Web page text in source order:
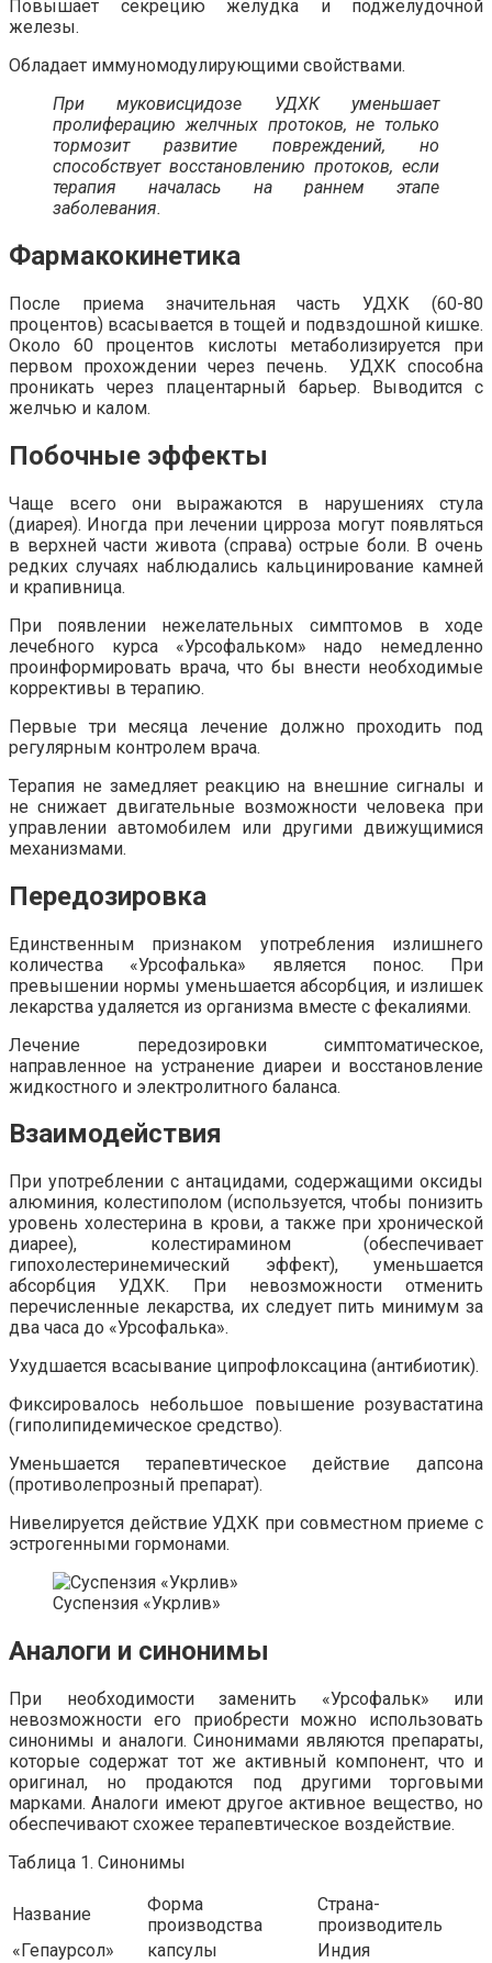
Повышает секрецию желудка и поджелудочной
железы.
Обладает иммуномодулирующими свойствами.
При муковисцидозе УДХК уменьшает
пролиферацию желчных протоков, не только
тормозит развитие повреждений, но
способствует восстановлению протоков, если
терапия началась на раннем этапе
заболевания.
Фармакокинетика
После приема значительная часть УДХК (60-80
процентов) всасывается в тощей и подвздошной кишке.
Около 60 процентов кислоты метаболизируется при
первом прохождении через печень. УДХК способна
проникать через плацентарный барьер. Выводится с
желчью и калом.
Побочные эффекты
Чаще всего они выражаются в нарушениях стула
(диарея). Иногда при лечении цирроза могут появляться
в верхней части живота (справа) острые боли. В очень
редких случаях наблюдались кальцинирование камней
и крапивница.
При появлении нежелательных симптомов в ходе
лечебного курса «Урсофальком» надо немедленно
проинформировать врача, что бы внести необходимые
коррективы в терапию.
Первые три месяца лечение должно проходить под
регулярным контролем врача.
Терапия не замедляет реакцию на внешние сигналы и
не снижает двигательные возможности человека при
управлении автомобилем или другими движущимися
механизмами.
Передозировка
Единственным признаком употребления излишнего
количества «Урсофалька» является понос. При
превышении нормы уменьшается абсорбция, и излишек
лекарства удаляется из организма вместе с фекалиями.
Лечение передозировки симптоматическое,
направленное на устранение диареи и восстановление
жидкостного и электролитного баланса.
Взаимодействия
При употреблении с антацидами, содержащими оксиды
алюминия, колестиполом (используется, чтобы понизить
уровень холестерина в крови, а также при хронической
диарее), колестирамином (обеспечивает
гипохолестеринемический эффект), уменьшается
абсорбция УДХК. При невозможности отменить
перечисленные лекарства, их следует пить минимум за
два часа до «Урсофалька».
Ухудшается всасывание ципрофлоксацина (антибиотик).
Фиксировалось небольшое повышение розувастатина
(гиполипидемическое средство).
Уменьшается терапевтическое действие дапсона
(противолепрозный препарат).
Нивелируется действие УДХК при совместном приеме с
эстрогенными гормонами.
Суспензия «Укрлив»
Аналоги и синонимы
При необходимости заменить «Урсофальк» или
невозможности его приобрести можно использовать
синонимы и аналоги. Синонимами являются препараты,
которые содержат тот же активный компонент, что и
оригинал, но продаются под другими торговыми
марками. Аналоги имеют другое активное вещество, но
обеспечивают схожее терапевтическое воздействие.
Таблица 1. Синонимы
Название
Форма
производства
Страна-
производитель
«Гепаурсол»
капсулы
Индия